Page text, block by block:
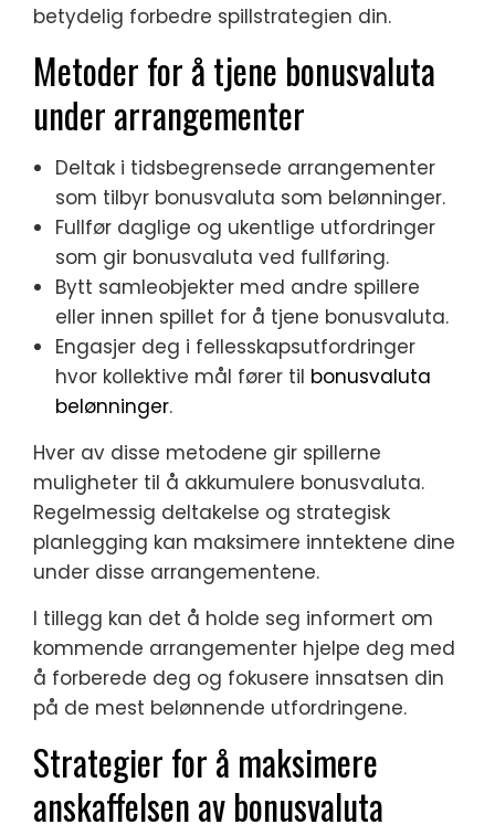
betydelig forbedre spillstrategien din.
Metoder for å tjene bonusvaluta
under arrangementer
Deltak i tidsbegrensede arrangementer
som tilbyr bonusvaluta som belønninger.
Fullfør daglige og ukentlige utfordringer
som gir bonusvaluta ved fullføring.
Bytt samleobjekter med andre spillere
eller innen spillet for å tjene bonusvaluta.
Engasjer deg i fellesskapsutfordringer
hvor kollektive mål fører til bonusvaluta
belønninger.
Hver av disse metodene gir spillerne
muligheter til å akkumulere bonusvaluta.
Regelmessig deltakelse og strategisk
planlegging kan maksimere inntektene dine
under disse arrangementene.
I tillegg kan det å holde seg informert om
kommende arrangementer hjelpe deg med
å forberede deg og fokusere innsatsen din
på de mest belønnende utfordringene.
Strategier for å maksimere
anskaffelsen av bonusvaluta